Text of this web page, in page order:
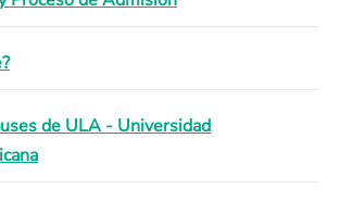
de ULA - Universidad